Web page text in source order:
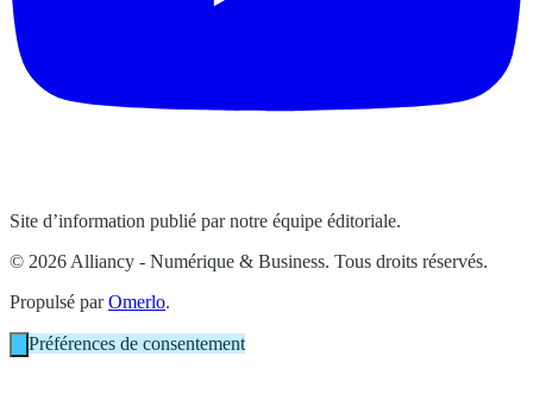
Site d’information publié par notre équipe éditoriale.
© 2026 Alliancy - Numérique & Business. Tous droits réservés.
Propulsé parOmerlo.
Préférences de consentement